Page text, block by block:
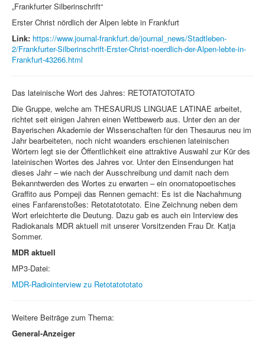
„Frankfurter Silberinschrift“
Erster Christ nördlich der Alpen lebte in Frankfurt
Link: https://www.journal-frankfurt.de/journal_news/Stadtleben-
2/Frankfurter-Silberinschrift-Erster-Christ-noerdlich-der-Alpen-lebte-in-
Frankfurt-43266.html
Das lateinische Wort des Jahres: RETOTATOTOTATO
Die Gruppe, welche am THESAURUS LINGUAE LATINAE arbeitet,
richtet seit einigen Jahren einen Wettbewerb aus. Unter den an der
Bayerischen Akademie der Wissenschaften für den Thesaurus neu im
Jahr bearbeiteten, noch nicht woanders erschienen lateinischen
Wörtern legt sie der Öffentlichkeit eine attraktive Auswahl zur Kür des
lateinischen Wortes des Jahres vor. Unter den Einsendungen hat
dieses Jahr – wie nach der Ausschreibung und damit nach dem
Bekanntwerden des Wortes zu erwarten – ein onomatopoetisches
Graffito aus Pompeji das Rennen gemacht: Es ist die Nachahmung
eines Fanfarenstoßes: Retotatototato. Eine Zeichnung neben dem
Wort erleichterte die Deutung. Dazu gab es auch ein Interview des
Radiokanals MDR aktuell mit unserer Vorsitzenden Frau Dr. Katja
Sommer.
MDR aktuell
MP3-Datei:
MDR-Radiointerview zu Retotatototato
Weitere Beiträge zum Thema:
General-Anzeiger